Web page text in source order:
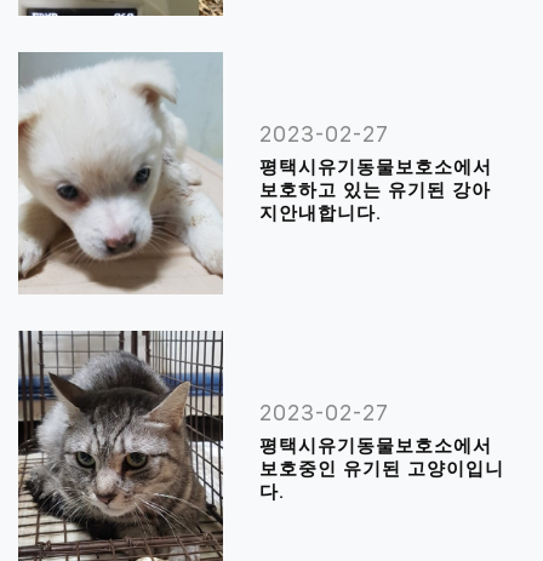
2023-02-27
평택시유기동물보호소에서
보호하고 있는 유기된 강아
지안내합니다.
2023-02-27
평택시유기동물보호소에서
보호중인 유기된 고양이입니
다.